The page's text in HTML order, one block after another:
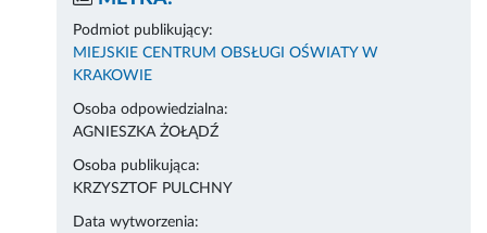
Podmiot publikujący:
MIEJSKIE CENTRUM OBSŁUGI OŚWIATY W
KRAKOWIE
Osoba odpowiedzialna:
AGNIESZKA ŻOŁĄDŹ
Osoba publikująca:
KRZYSZTOF PULCHNY
Data wytworzenia: